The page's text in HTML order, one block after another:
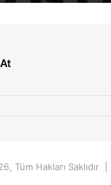
Tüm Hakları Saklıdır |